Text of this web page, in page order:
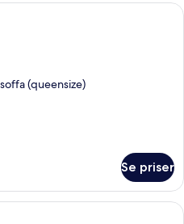
Ett modernt sovrum med en säng,
(queensize)
Se priser